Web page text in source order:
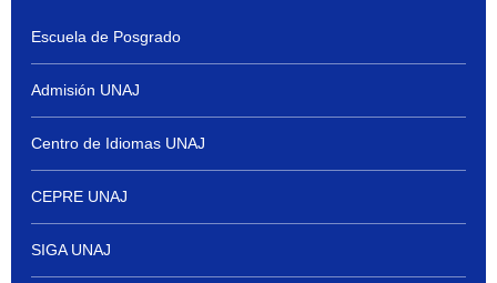
Escuela de Posgrado
Admisión UNAJ
Centro de Idiomas UNAJ
CEPRE UNAJ
SIGA UNAJ